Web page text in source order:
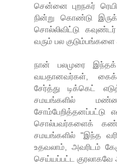
சென்னை புறநகர்
நின்று கொண்டு
சொல்லிவிட்டு
வரும் பல
நான் பலமுரை இந்தக்
வயதானவர்கள்,
சேர்த்து டிக்கெட்
சமயங்களில்
சோம்பேறித்தனப்பட்டு
சொல்பவர்களைக்
சமயங்களில் "இந்த
உதவலாம், அவரிடம்
செய்யப்பட்ட குரலாகவே